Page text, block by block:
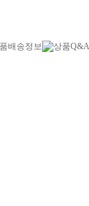
배송정보 상품Q&A